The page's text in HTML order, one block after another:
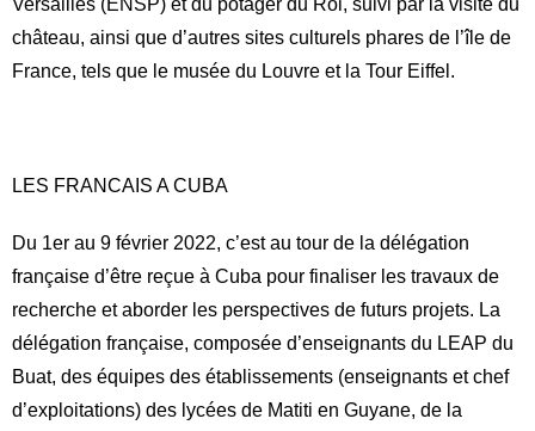
Versailles (ENSP) et du potager du Roi, suivi par la visite du
château, ainsi que d’autres sites culturels phares de l’île de
France, tels que le musée du Louvre et la Tour Eiffel.
LES FRANCAIS A CUBA
Du 1er au 9 février 2022, c’est au tour de la délégation
française d’être reçue à Cuba pour finaliser les travaux de
recherche et aborder les perspectives de futurs projets. La
délégation française, composée d’enseignants du LEAP du
Buat, des équipes des établissements (enseignants et chef
d’exploitations) des lycées de Matiti en Guyane, de la